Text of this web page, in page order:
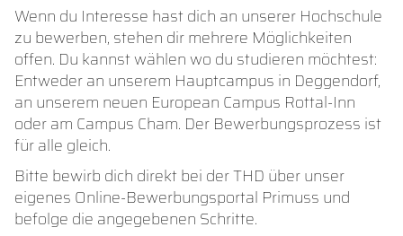
Wenn du Interesse hast dich an unserer Hochschule
zu bewerben, stehen dir mehrere Möglichkeiten
offen. Du kannst wählen wo du studieren möchtest:
Entweder an unserem Hauptcampus in Deggendorf,
an unserem neuen European Campus Rottal-Inn
oder am Campus Cham. Der Bewerbungsprozess ist
für alle gleich.
Bitte bewirb dich direkt bei der THD über unser
eigenes Online-Bewerbungsportal Primuss und
befolge die angegebenen Schritte.